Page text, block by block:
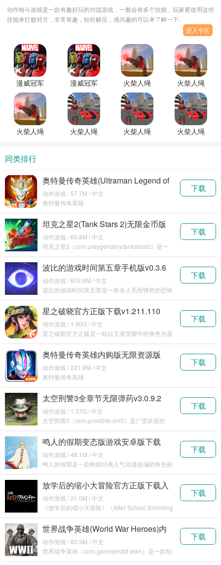
动作格斗游戏是一款有趣好玩的对战游戏，一般会有多个技能，玩家要使用这些
技能来打败对方，非常有趣，轻松解压，感兴趣的可以来了解一下。
进入专区
漫威冠军
大赛
(Champions)
官方正版
下载
漫威冠军
大赛
(Champions)
最新版
火柴人绳
索英雄
2(Stickman
Rope
Hero 2)正
版游戏
火柴人绳
索英雄
2(Stickman
Rope
Hero 2)汉
化版
火柴人绳
Rope
限金币钻
石下载
火柴人绳
版
火柴人绳
正版
火柴人绳
版
同类排行
奥特曼传奇英雄(Ultraman Legend of
Heroes)无敌版v6.0.1
动作游戏 / 57.7M / 中文
奥特曼传奇英雄
下载
坦克之星2(Tank Stars 2)无限金币版
下载v1.0.1
动作游戏 / 60.8M / 中文
坦克之星2（com.playgendary.tankstars2）是一
下载
波比的游戏时间第五章手机版v0.3.6
动作游戏 / 603.6M / 中文
波比的游戏时间第五章是一款令人毛骨悚然的恐怖
下载
星之破晓官方正版下载v1.211.110
动作游戏 / 1.90G / 中文
星之破晓官方正版是一款以王者荣耀中的角色为基
下载
奥特曼传奇英雄内购版无限资源版
v1.1.0
动作游戏 / 221.9M / 中文
奥特曼传奇英雄
下载
太空刑警3全章节无限弹药v3.0.9.2
动作游戏 / 1.37G / 中文
太空刑警3（com.pixelbite.sm3）是广受欢迎的
下载
鸣人的假期变态版游戏安卓版下载
v1.23
动作游戏 / 48.1M / 中文
鸣人的假期是一款根据经典人气动漫改编的角色扮
下载
放学后的缩小大冒险官方正版下载入
口v1.0.0
动作游戏 / 21.0M / 中文
《放学后的缩小大冒险》（After School Shrinking
下载
世界战争英雄(World War Heroes)内
置菜单版v1.46.0
动作游戏 / 60.3M / 中文
世界战争英雄（com.gamedevltd.wwh）是一款制
下载